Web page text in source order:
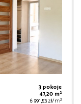
3 pokoje
47,20 m2
6 991,53 zł/m2